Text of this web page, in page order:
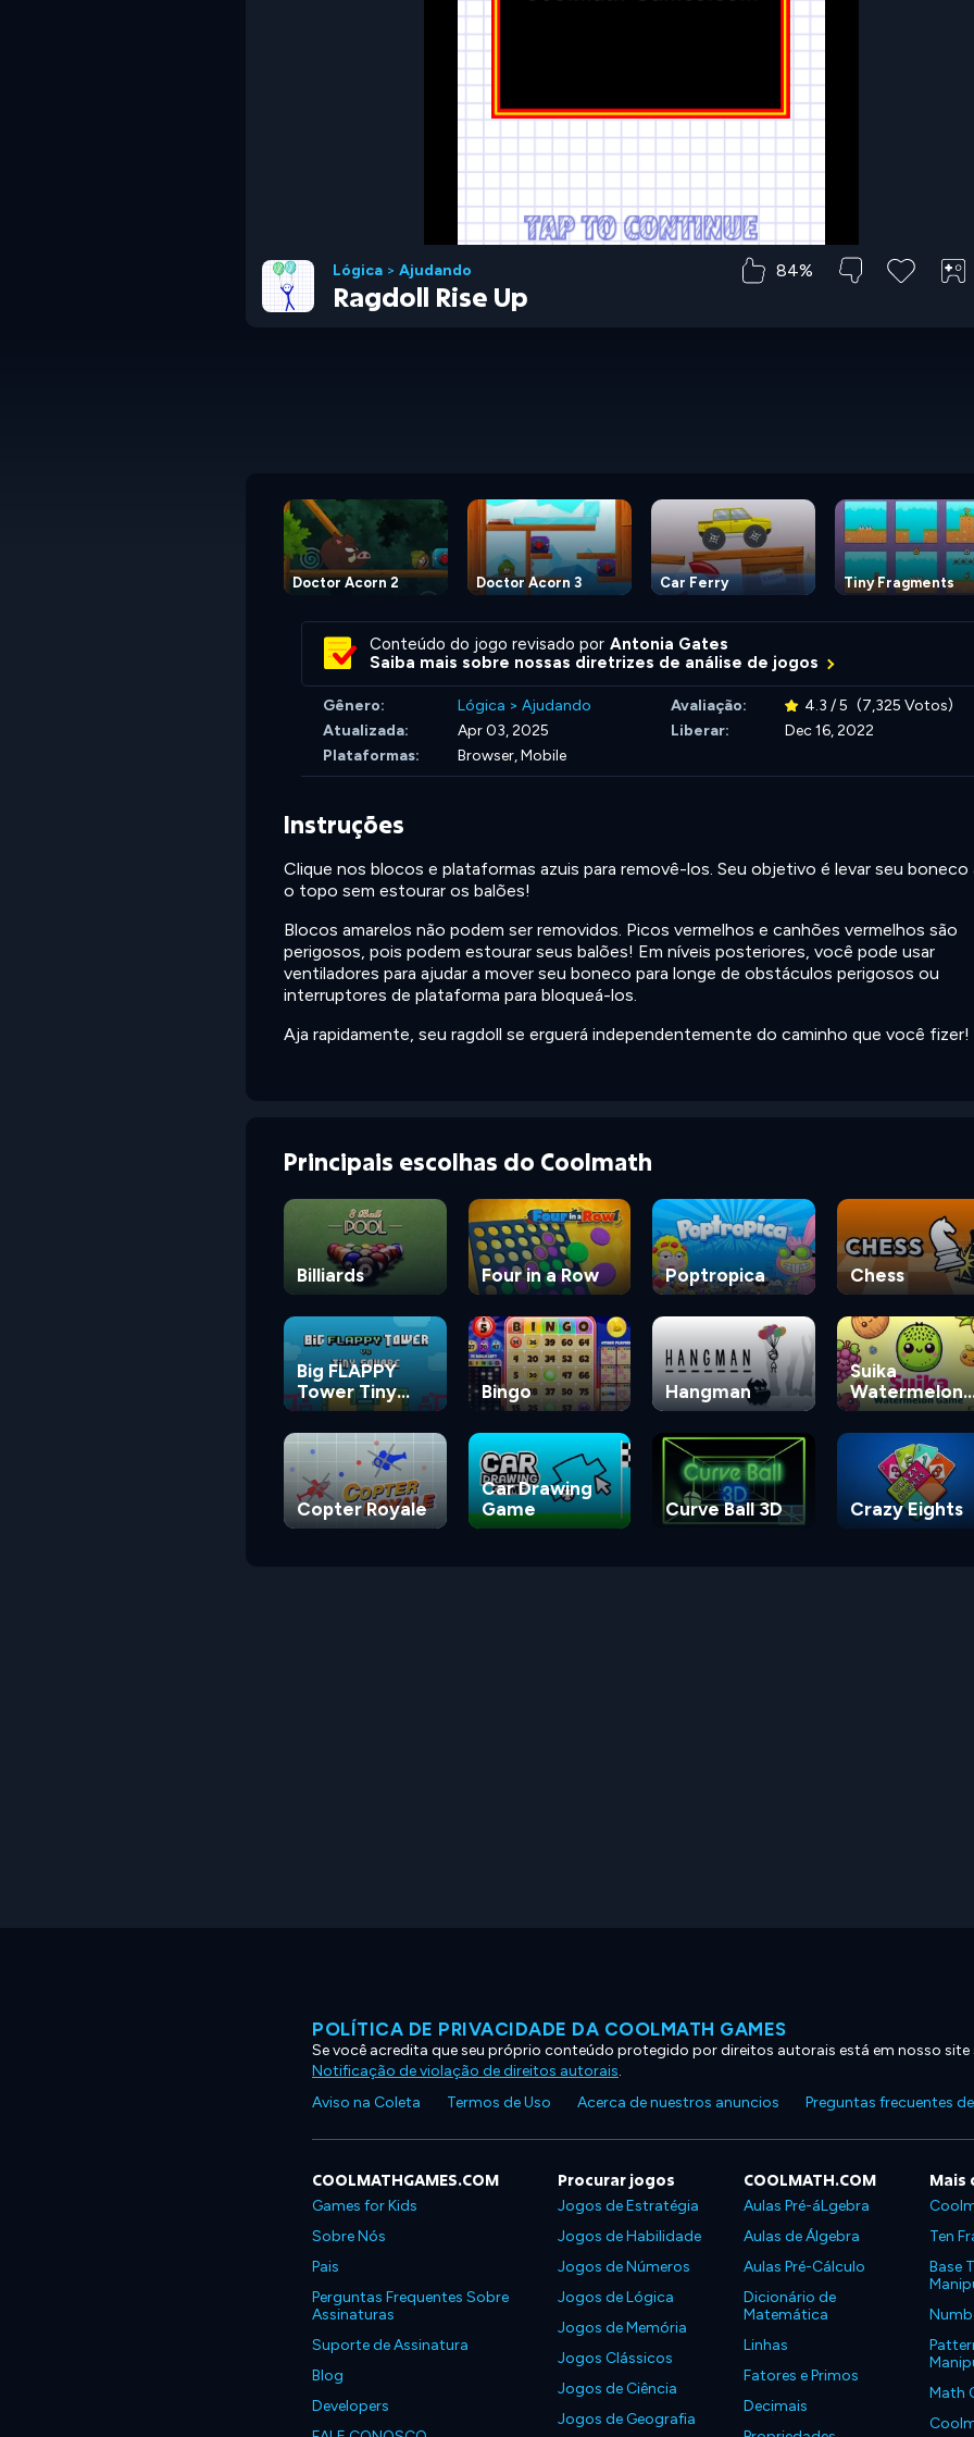
Lógica > Ajudando 84%
Ragdoll Rise Up
Doctor Acorn 2 Doctor Acorn 3 Car Ferry Tiny Fragments
Conteúdo do jogo revisado por Antonia Gates
Saiba mais sobre nossas diretrizes de análise de jogos
Gênero: Lógica > Ajudando Avaliação: 4.3 / 5 (7,325 Votos)
Atualizada:
Apr 03, 2025 Liberar:
Dec 16, 2022
Plataformas:
Browser, Mobile
Instruções
Clique nos blocos e plataformas azuis para removê-los. Seu objetivo é levar seu boneco
o topo sem estourar os balões!
Blocos amarelos não podem ser removidos. Picos vermelhos e canhões vermelhos são
perigosos, pois podem estourar seus balões! Em níveis posteriores, você pode usar
ventiladores para ajudar a mover seu boneco para longe de obstáculos perigosos ou
interruptores de plataforma para bloqueá-los.
Aja rapidamente, seu ragdoll se erguerá independentemente do caminho que você fizer!
Principais escolhas do Coolmath
Billiards Four in a Row Poptropica Chess
Big FLAPPY
Tower Tiny
Square
Bingo Hangman
Suika
Watermelon
Game
Copter Royale
Car Drawing
Game
Curve Ball 3D Crazy Eights
POLÍTICA DE PRIVACIDADE DA COOLMATH GAMES
Se você acredita que seu próprio conteúdo protegido por direitos autorais está em nosso site
Notificação de violação de direitos autorais.
Aviso na Coleta
Termos de Uso Acerca de nuestros anuncios Preguntas frecuentes
COOLMATHGAMES.COM
Games for Kids
Sobre Nós
Pais
Perguntas Frequentes Sobre
Assinaturas
Suporte de Assinatura
Blog
Developers
Procurar jogos
Jogos de Estratégia
Jogos de Habilidade
Jogos de Números
Jogos de Lógica
Jogos de Memória
Jogos Clássicos
Jogos de Ciência
Jogos de Geografia
COOLMATH.COM
Aulas Pré-áLgebra
Aulas de Álgebra
Aulas Pré-Cálculo
Dicionário de
Matemática
Linhas
Fatores e Primos
Decimais
Mais
Ten
Base
Math